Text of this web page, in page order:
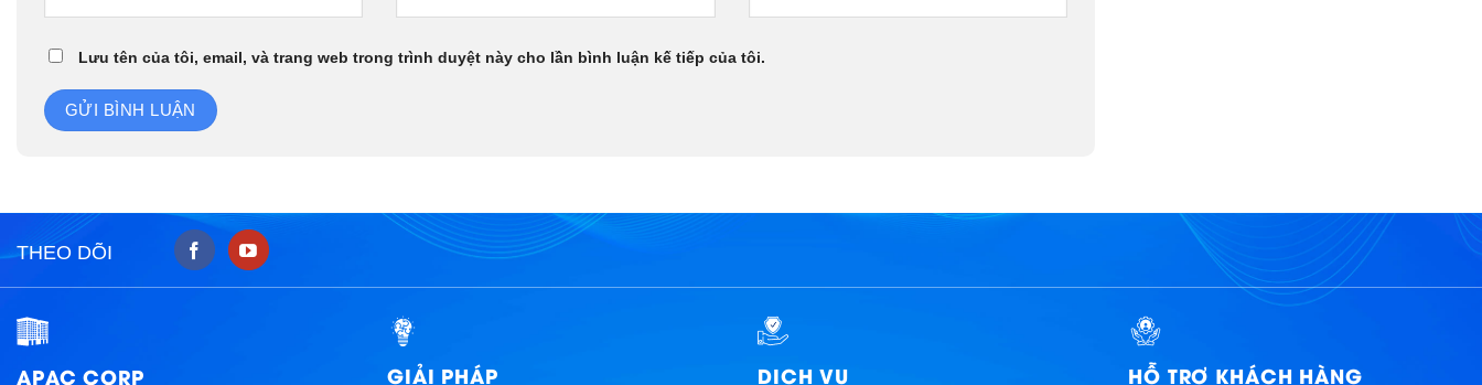
Lưu tên của tôi, email, và trang web trong trình duyệt này cho lần bình luận kế tiếp của tôi.
THEO DÕI
APAC CORP GIẢI PHÁP DỊCH VỤ HỖ TRỢ KHÁCH HÀNG